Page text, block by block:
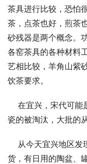
茶具进行比较，恐怕
茶，点茶也好，煎茶
砂残器是两个概念。
各窑茶具的各种材料
艺相比较，羊角山紫
饮茶要求。
在宜兴，宋代可能
瓷的被淘汰，大批的
从今天宜兴地区发
货，有日用的陶盆、